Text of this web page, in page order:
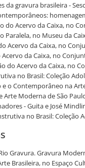
da gravura brasileira -
do Acervo da Caixa, no
Paralela, no Museu da
Acervo da Caixa, no
Acervo da Caixa, no
do Acervo da Caixa, no
no Brasil: Coleção
e o Contemporâneo na
Arte Moderna de São
- Guita e José
no Brasil: Coleção
Gravura. Gravura
Brasileira, no Espaço